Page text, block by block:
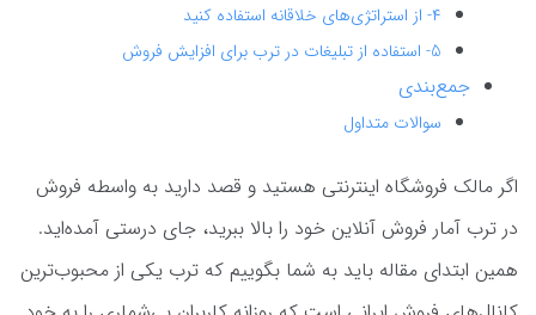
۴- از استراتژی‌های خلاقانه استفاده کنید
5- استفاده از تبلیغات در ترب برای افزایش فروش
جمع‌بندی
سوالات متداول
اگر مالک فروشگاه اینترنتی هستید و قصد دارید به واسطه فروش
در ترب آمار فروش آنلاین خود را بالا ببرید، جای درستی آمده‌اید.
همین ابتدای مقاله باید به شما بگوییم که ترب یکی از محبوب‌ترین